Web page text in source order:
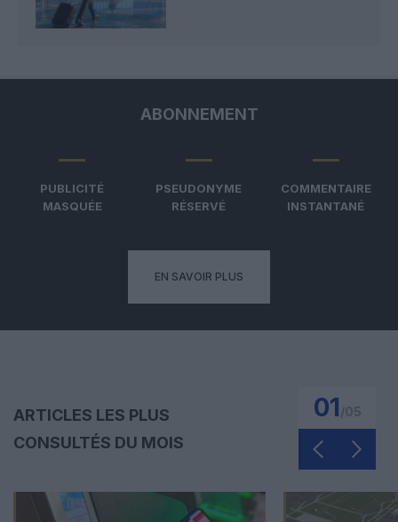
ABONNEMENT
PUBLICITÉ
MASQUÉE
PSEUDONYME
RÉSERVÉ
COMMENTAIRE
INSTANTANÉ
EN SAVOIR PLUS
ARTICLES LES PLUS
CONSULTÉS DU MOIS
01